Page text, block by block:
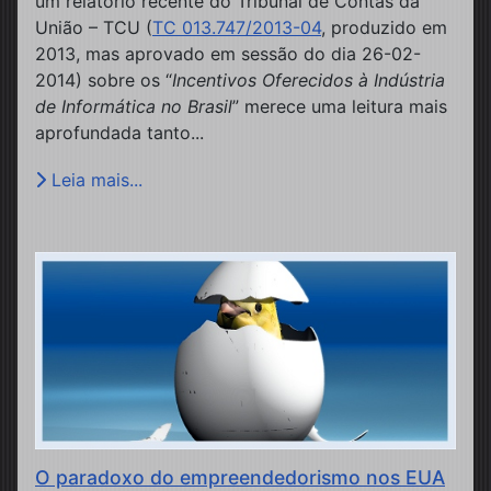
União – TCU (TC 013.747/2013-04, produzido em
2013, mas aprovado em sessão do dia 26-02-
2014) sobre os “Incentivos Oferecidos à Indústria
de Informática no Brasil” merece uma leitura mais
aprofundada tanto...
Leia mais...
O paradoxo do empreendedorismo nos EUA